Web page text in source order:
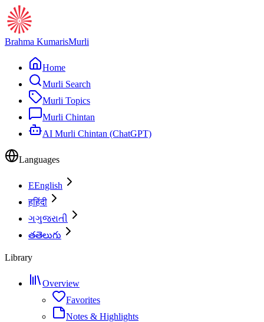
Brahma KumarisMurli
Home
Murli Search
Murli Topics
Murli Chintan
AI Murli Chintan (ChatGPT)
Languages
EEnglish
हहिंदी
ગગુજરાતી
తతెలుగు
Library
Overview
Favorites
Notes & Highlights